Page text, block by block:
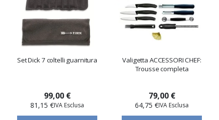
Set Dick 7 coltelli guarnitura
99,00 €
81,15 €
Valigetta ACCESSORI CHEF:
Trousse completa
79,00 €
64,75 €